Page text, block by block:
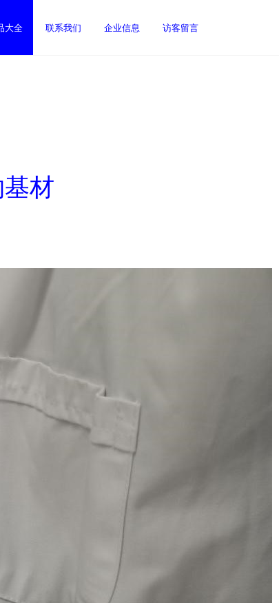
大全 联系我们 企业信息 访客留言
材